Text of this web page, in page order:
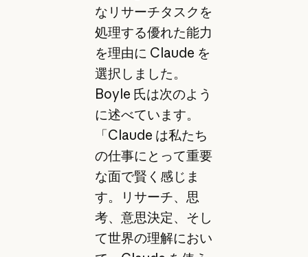
なリサーチタスクを
処理する優れた能力
を理由に Claude を
選択しました。
Boyle 氏は次のよう
に述べています。
「Claude は私たち
の仕事にとって重要
な面で賢く感じま
す。リサーチ、思
考、意思決定、そし
て世界の理解におい